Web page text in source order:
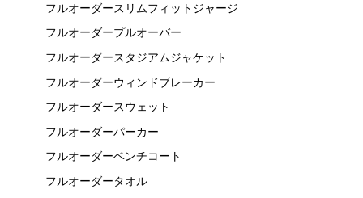
フルオーダースリムフィットジャージ
フルオーダープルオーバー
フルオーダースタジアムジャケット
フルオーダーウィンドブレーカー
フルオーダースウェット
フルオーダーパーカー
フルオーダーベンチコート
フルオーダータオル